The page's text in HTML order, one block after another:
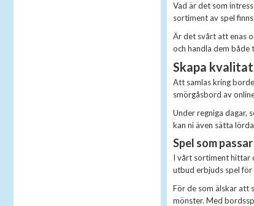
Vad är det som
sortiment av spel
Är det svårt att enas
och handla dem både
Skapa
Att samlas kring
smörgåsbord av
Under regniga dagar,
kan ni även sätta
Spel som
I vårt sortiment hittar
utbud erbjuds spel för
För de som älskar att
mönster. Med